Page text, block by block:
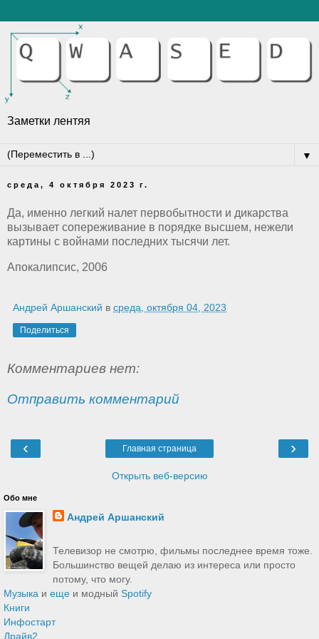
Заметки лентяя
▼
среда, 4 октября 2023 г.
Да, именно легкий налет первобытности и дикарства
вызывает сопереживание в порядке высшем, нежели
картины с войнами последних тысячи лет.
Апокалипсис, 2006
Андрей Аршанский в среда, октября 04, 2023
Поделиться
Комментариев нет:
Отправить комментарий
‹ ›
Главная страница
Открыть веб-версию
Обо мне
Андрей Аршанский
Телевизор не смотрю, фильмы последнее время тоже.
Большинство вещей делаю из интереса или просто
потому, что могу.
Музыка и еще и модный Spotify
Книги
Инфостарт
Драйв2